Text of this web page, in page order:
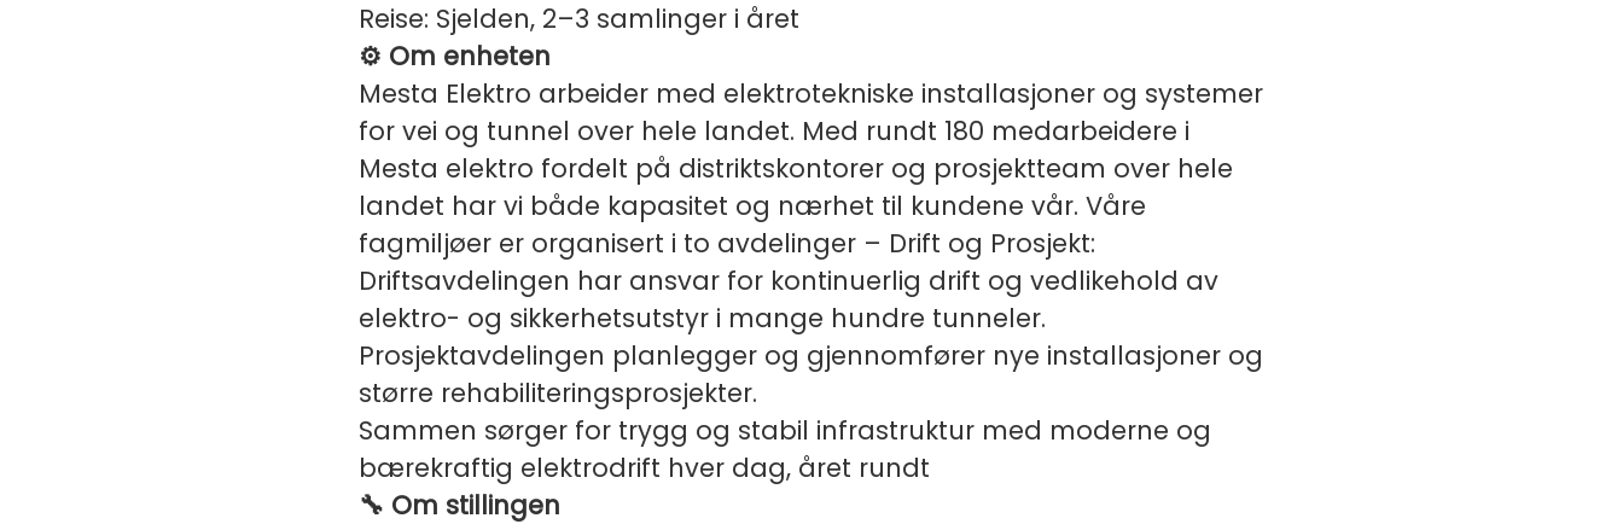
Reise: Sjelden, 2–3 samlinger i året
⚙️ Om enheten
Mesta Elektro arbeider med elektrotekniske installasjoner og systemer
for vei og tunnel over hele landet. Med rundt 180 medarbeidere i
Mesta elektro fordelt på distriktskontorer og prosjektteam over hele
landet har vi både kapasitet og nærhet til kundene vår. Våre
fagmiljøer er organisert i to avdelinger – Drift og Prosjekt:
Driftsavdelingen har ansvar for kontinuerlig drift og vedlikehold av
elektro- og sikkerhetsutstyr i mange hundre tunneler.
Prosjektavdelingen planlegger og gjennomfører nye installasjoner og
større rehabiliteringsprosjekter.
Sammen sørger for trygg og stabil infrastruktur med moderne og
bærekraftig elektrodrift hver dag, året rundt
🔧 Om stillingen